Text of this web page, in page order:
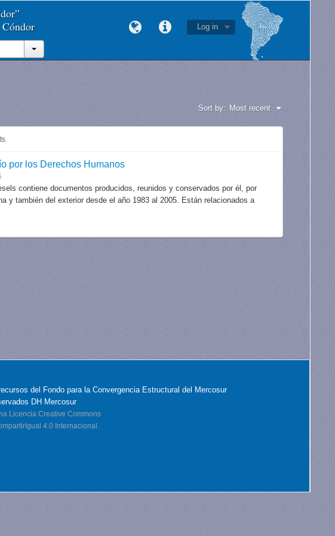
Log in
Sort by: Most recent
por los Derechos Humanos
contiene documentos producidos, reunidos y conservados por él, por
y también del exterior desde el año 1983 al 2005. Están relacionados a
del Fondo para la Convergencia Estructural del Mercosur
DH Mercosur
Licencia Creative Commons
4.0 Internacional.